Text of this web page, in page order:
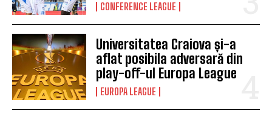
CONFERENCE LEAGUE
Universitatea Craiova și-a
aflat posibila adversară din
play-off-ul Europa League
EUROPA LEAGUE